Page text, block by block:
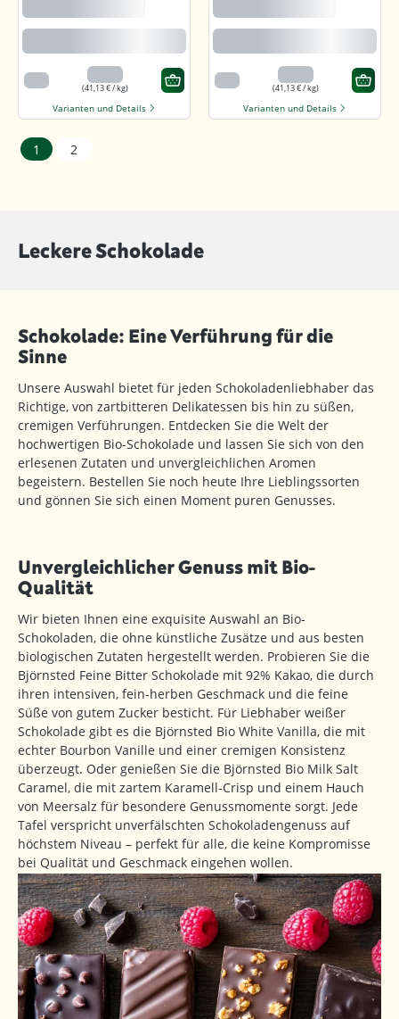
Bitter Schokolade
80 g 3,29 €
(41,13 € / kg)
Varianten und Details
Bitter Schokolade
80 g 3,29 €
(41,13 € / kg)
Varianten und Details
1 2
Leckere Schokolade
Schokolade: Eine Verführung für die
Sinne
Unsere Auswahl bietet für jeden Schokoladenliebhaber das
Richtige, von zartbitteren Delikatessen bis hin zu süßen,
cremigen Verführungen. Entdecken Sie die Welt der
hochwertigen Bio-Schokolade und lassen Sie sich von den
erlesenen Zutaten und unvergleichlichen Aromen
begeistern. Bestellen Sie noch heute Ihre Lieblingssorten
und gönnen Sie sich einen Moment puren Genusses.
Unvergleichlicher Genuss mit Bio-
Qualität
Wir bieten Ihnen eine exquisite Auswahl an Bio-
Schokoladen, die ohne künstliche Zusätze und aus besten
biologischen Zutaten hergestellt werden. Probieren Sie die
Björnsted Feine Bitter Schokolade mit 92% Kakao, die durch
ihren intensiven, fein-herben Geschmack und die feine
Süße von gutem Zucker besticht. Für Liebhaber weißer
Schokolade gibt es die Björnsted Bio White Vanilla, die mit
echter Bourbon Vanille und einer cremigen Konsistenz
überzeugt. Oder genießen Sie die Björnsted Bio Milk Salt
Caramel, die mit zartem Karamell-Crisp und einem Hauch
von Meersalz für besondere Genussmomente sorgt. Jede
Tafel verspricht unverfälschten Schokoladengenuss auf
höchstem Niveau – perfekt für alle, die keine Kompromisse
bei Qualität und Geschmack eingehen wollen.